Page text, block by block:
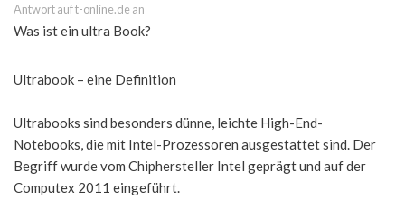
Antwort auf t-online.de an
Was ist ein ultra Book?
Ultrabook – eine Definition
Ultrabooks sind besonders dünne, leichte High-End-
Notebooks, die mit Intel-Prozessoren ausgestattet sind. Der
Begriff wurde vom Chiphersteller Intel geprägt und auf der
Computex 2011 eingeführt.